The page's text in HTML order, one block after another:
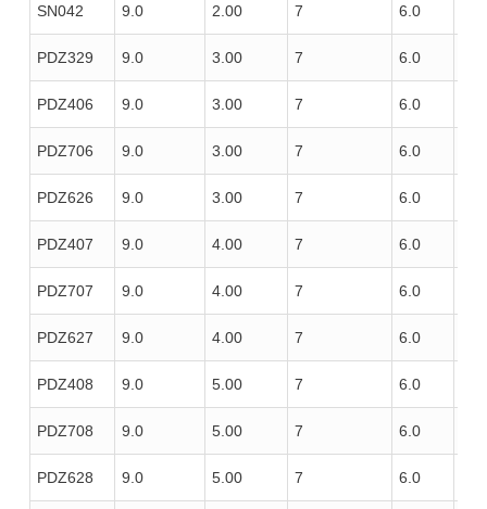
SN042 9.0 2.00 7 6.0
PDZ329 9.0 3.00 7 6.0
PDZ406 9.0 3.00 7 6.0
PDZ706 9.0 3.00 7 6.0
PDZ626 9.0 3.00 7 6.0
PDZ407 9.0 4.00 7 6.0
PDZ707 9.0 4.00 7 6.0
PDZ627 9.0 4.00 7 6.0
PDZ408 9.0 5.00 7 6.0
PDZ708 9.0 5.00 7 6.0
PDZ628 9.0 5.00 7 6.0